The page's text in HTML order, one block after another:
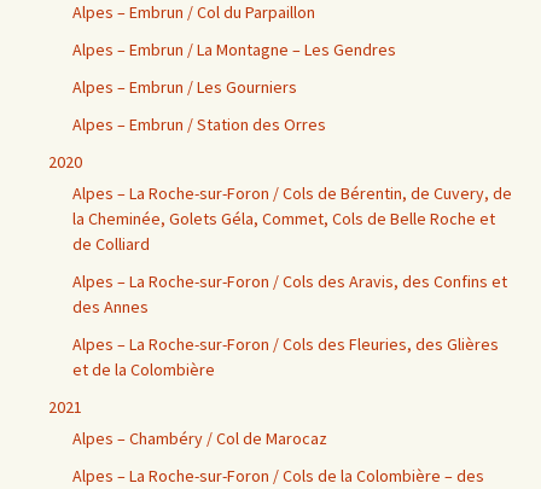
Alpes – Embrun / Col du Parpaillon
Alpes – Embrun / La Montagne – Les Gendres
Alpes – Embrun / Les Gourniers
Alpes – Embrun / Station des Orres
2020
Alpes – La Roche-sur-Foron / Cols de Bérentin, de Cuvery, de
la Cheminée, Golets Géla, Commet, Cols de Belle Roche et
de Colliard
Alpes – La Roche-sur-Foron / Cols des Aravis, des Confins et
des Annes
Alpes – La Roche-sur-Foron / Cols des Fleuries, des Glières
et de la Colombière
2021
Alpes – Chambéry / Col de Marocaz
Alpes – La Roche-sur-Foron / Cols de la Colombière – des